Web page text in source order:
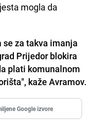
mogla da
za takva imanja
Prijedor blokira
plati komunalnom
kaže Avramov.
Google izvore